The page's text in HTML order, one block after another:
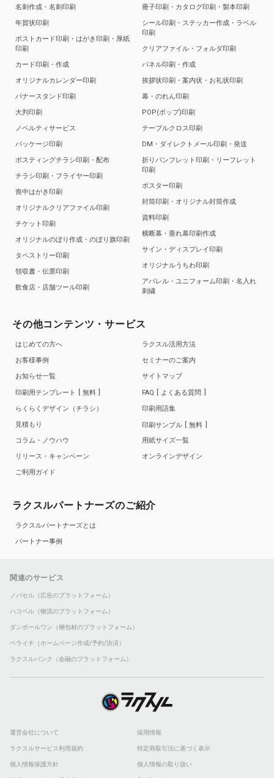
名刺作成・名刺印刷
年賀状印刷
ポストカード印刷・はがき印刷・厚紙
印刷
カード印刷・作成
オリジナルカレンダー印刷
バナースタンド印刷
大判印刷
ノベルティサービス
パッケージ印刷
ポスティングチラシ印刷・配布
チラシ印刷・フライヤー印刷
喪中はがき印刷
オリジナルクリアファイル印刷
チケット印刷
オリジナルのぼり作成・のぼり旗印刷
タペストリー印刷
領収書・伝票印刷
飲食店・店舗ツール印刷
冊子印刷・カタログ印刷・製本印刷
シール印刷・ステッカー作成・ラベル
印刷
クリアファイル・フォルダ印刷
パネル印刷・作成
挨拶状印刷・案内状・お礼状印刷
幕・のれん印刷
POP(ポップ)印刷
テーブルクロス印刷
DM・ダイレクトメール印刷・発送
折りパンフレット印刷・リーフレット
印刷
ポスター印刷
封筒印刷・オリジナル封筒作成
資料印刷
横断幕・垂れ幕印刷作成
サイン・ディスプレイ印刷
オリジナルうちわ印刷
アパレル・ユニフォーム印刷・名入れ
刺繍
その他コンテンツ・サービス
はじめての方へ
お客様事例
お知らせ一覧
印刷用テンプレート
無料
らくらくデザイン（チラシ）
見積もり
コラム・ノウハウ
リリース・キャンペーン
ご利用ガイド
ラクスル活用方法
セミナーのご案内
サイトマップ
FAQ
よくある質問
印刷用語集
印刷サンプル
無料
用紙サイズ一覧
オンラインデザイン
ラクスルパートナーズのご紹介
ラクスルパートナーズとは
パートナー事例
関連のサービス
ノバセル（広告のプラットフォーム）
ハコベル（物流のプラットフォーム）
ダンボールワン（梱包材のプラットフォーム）
ペライチ（ホームページ作成/予約/決済）
ラクスルバンク（金融のプラットフォーム）
運営会社について 採用情報
ラクスルサービス利用規約 特定商取引法に基づく表示
個人情報保護方針 個人情報の取り扱い